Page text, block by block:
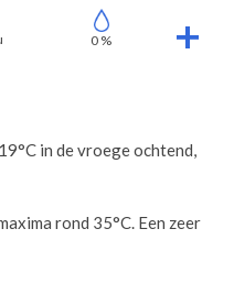
0 %
in de vroege ochtend,
rond 35°C. Een zeer